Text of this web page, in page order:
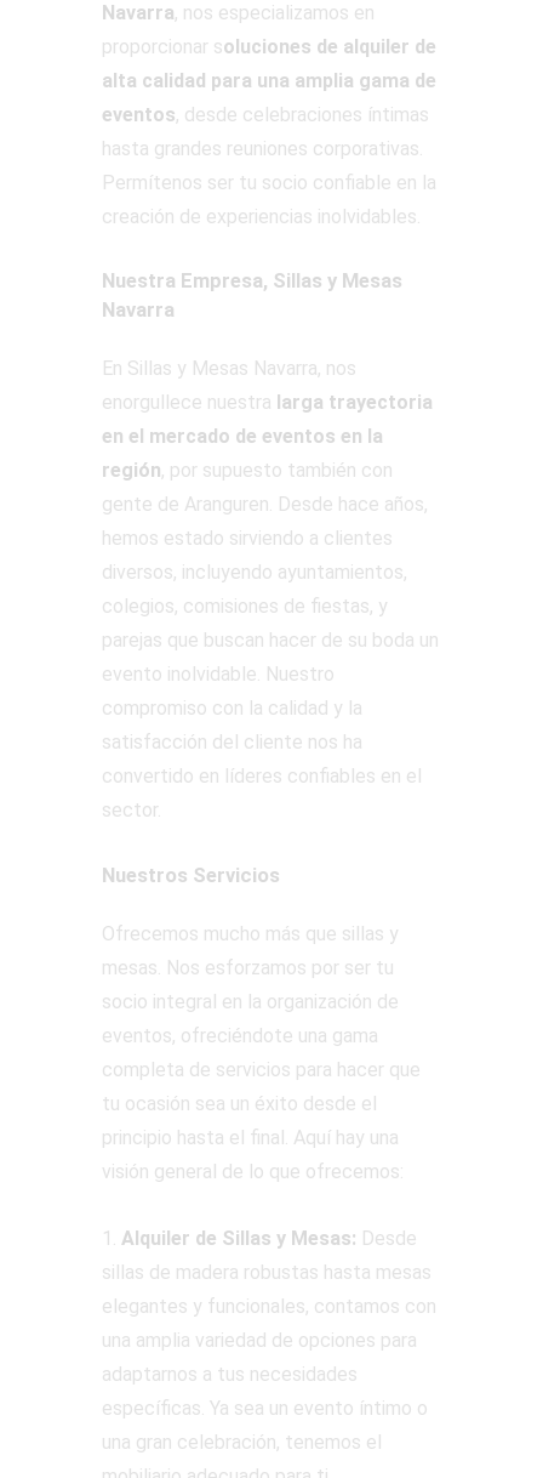
Navarra, nos especializamos en
proporcionar soluciones de alquiler de
alta calidad para una amplia gama de
eventos, desde celebraciones íntimas
hasta grandes reuniones corporativas.
Permítenos ser tu socio confiable en la
creación de experiencias inolvidables.
Nuestra Empresa, Sillas y Mesas
Navarra
En Sillas y Mesas Navarra, nos
enorgullece nuestra larga trayectoria
en el mercado de eventos en la
región, por supuesto también con
gente de Aranguren. Desde hace años,
hemos estado sirviendo a clientes
diversos, incluyendo ayuntamientos,
colegios, comisiones de fiestas, y
parejas que buscan hacer de su boda un
evento inolvidable. Nuestro
compromiso con la calidad y la
satisfacción del cliente nos ha
convertido en líderes confiables en el
sector.
Nuestros Servicios
Ofrecemos mucho más que sillas y
mesas. Nos esforzamos por ser tu
socio integral en la organización de
eventos, ofreciéndote una gama
completa de servicios para hacer que
tu ocasión sea un éxito desde el
principio hasta el final. Aquí hay una
visión general de lo que ofrecemos:
1. Alquiler de Sillas y Mesas: Desde
sillas de madera robustas hasta mesas
elegantes y funcionales, contamos con
una amplia variedad de opciones para
adaptarnos a tus necesidades
específicas. Ya sea un evento íntimo o
una gran celebración, tenemos el